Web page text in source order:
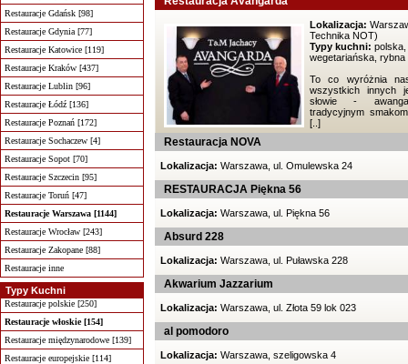
Restauracje Gdańsk [98]
Restauracje Gdynia [77]
Restauracje Katowice [119]
Restauracje Kraków [437]
Restauracje Lublin [96]
Restauracje Łódź [136]
Restauracje Poznań [172]
Restauracje Sochaczew [4]
Restauracje Sopot [70]
Restauracje Szczecin [95]
Restauracje Toruń [47]
Restauracje Warszawa [1144]
Restauracje Wrocław [243]
Restauracje Zakopane [88]
Restauracje inne
Typy Kuchni
Restauracje polskie [250]
Restauracje włoskie [154]
Restauracje międzynarodowe [139]
Restauracje europejskie [114]
Lokalizacja:
Technika NOT)
Typy kuchni: polska,
wegetariańska, rybna
To co wyróżnia
wszystkich innych
słowie -
tradycyjnym
[..]
Restauracja NOVA
Lokalizacja: Warszawa, ul. Omulewska 24
RESTAURACJA Piękna 56
Lokalizacja: Warszawa, ul. Piękna 56
Absurd 228
Lokalizacja: Warszawa, ul. Puławska 228
Akwarium Jazzarium
Lokalizacja: Warszawa, ul. Złota 59 lok 023
al pomodoro
Lokalizacja: Warszawa, szeligowska 4